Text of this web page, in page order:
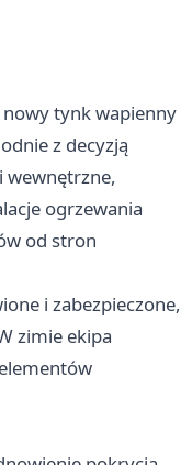
tynk wapienny
z decyzją
wewnętrzne,
ogrzewania
od stron
i zabezpieczone,
zimie ekipa